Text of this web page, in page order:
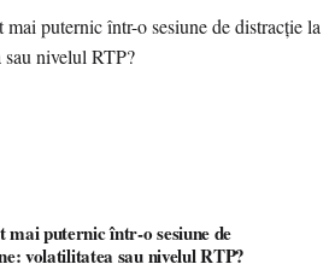
mai puternic într-o sesiune de
volatilitatea sau nivelul RTP?